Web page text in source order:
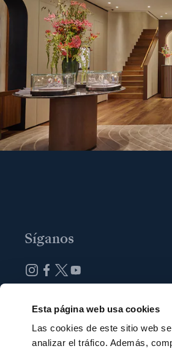
Esta página web usa cookies
Las cookies de este sitio web
analizar el tráfico. Además,
Síganos